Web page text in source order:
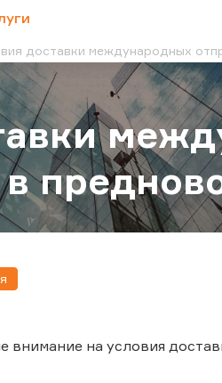
доставки международных
внимание на условия